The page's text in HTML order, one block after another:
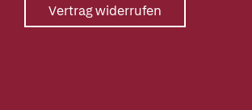
Vertrag widerrufen